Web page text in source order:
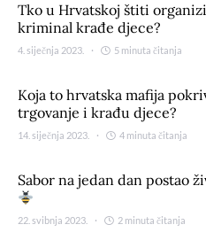
Tko u Hrvatskoj štiti
kriminal krađe djece?
4. siječnja 2023. 5 minuta čitanja
Koja to hrvatska mafija
trgovanje i krađu djece?
14. siječnja 2023. 4 minuta čitanja
Sabor na jedan dan postao
22. svibnja 2023. 2 minuta čitanja